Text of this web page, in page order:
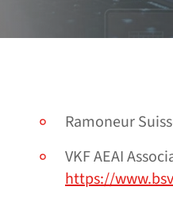
Ramoneur
VKF AEAI
https://